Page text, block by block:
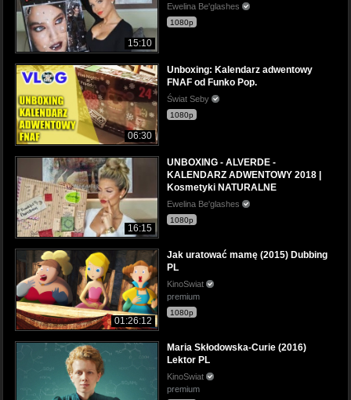
15:10
Ewelina Be'glashes
1080p
06:30
Unboxing: Kalendarz adwentowy
FNAF od Funko Pop.
Świat Seby
1080p
16:15
UNBOXING - ALVERDE -
KALENDARZ ADWENTOWY 2018 |
Kosmetyki NATURALNE
Ewelina Be'glashes
1080p
01:26:12
Jak uratować mamę (2015) Dubbing
PL
KinoSwiat
premium
1080p
Maria Skłodowska-Curie (2016)
Lektor PL
KinoSwiat
premium